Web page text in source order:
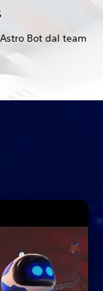
Bot dal team